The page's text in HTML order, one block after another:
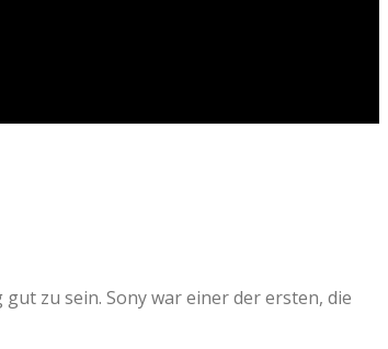
zu sein. Sony war einer der ersten, die